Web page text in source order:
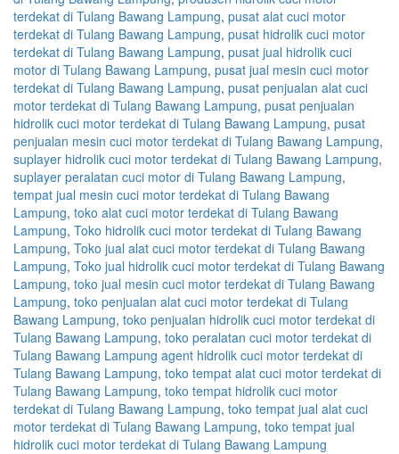
terdekat di Tulang Bawang Lampung, pusat alat cuci motor
terdekat di Tulang Bawang Lampung, pusat hidrolik cuci motor
terdekat di Tulang Bawang Lampung, pusat jual hidrolik cuci
motor di Tulang Bawang Lampung, pusat jual mesin cuci motor
terdekat di Tulang Bawang Lampung, pusat penjualan alat cuci
motor terdekat di Tulang Bawang Lampung, pusat penjualan
hidrolik cuci motor terdekat di Tulang Bawang Lampung, pusat
penjualan mesin cuci motor terdekat di Tulang Bawang Lampung,
suplayer hidrolik cuci motor terdekat di Tulang Bawang Lampung,
suplayer peralatan cuci motor di Tulang Bawang Lampung,
tempat jual mesin cuci motor terdekat di Tulang Bawang
Lampung, toko alat cuci motor terdekat di Tulang Bawang
Lampung, Toko hidrolik cuci motor terdekat di Tulang Bawang
Lampung, Toko jual alat cuci motor terdekat di Tulang Bawang
Lampung, Toko jual hidrolik cuci motor terdekat di Tulang Bawang
Lampung, toko jual mesin cuci motor terdekat di Tulang Bawang
Lampung, toko penjualan alat cuci motor terdekat di Tulang
Bawang Lampung, toko penjualan hidrolik cuci motor terdekat di
Tulang Bawang Lampung, toko peralatan cuci motor terdekat di
Tulang Bawang Lampung agent hidrolik cuci motor terdekat di
Tulang Bawang Lampung, toko tempat alat cuci motor terdekat di
Tulang Bawang Lampung, toko tempat hidrolik cuci motor
terdekat di Tulang Bawang Lampung, toko tempat jual alat cuci
motor terdekat di Tulang Bawang Lampung, toko tempat jual
hidrolik cuci motor terdekat di Tulang Bawang Lampung